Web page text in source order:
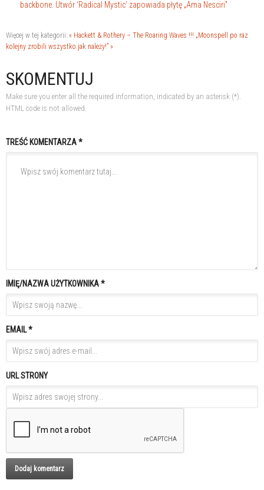
backbone. Utwór ‘Radical Mystic’ zapowiada płytę „Ama Nesciri”
Więcej w tej kategorii: « Hackett & Rothery – The Roaring Waves !!! „Moonspell po raz
kolejny zrobili wszystko jak należy!” »
SKOMENTUJ
Make sure you enter all the required information, indicated by an asterisk (*).
HTML code is not allowed.
TREŚĆ KOMENTARZA *
IMIĘ/NAZWA UŻYTKOWNIKA *
EMAIL *
URL STRONY